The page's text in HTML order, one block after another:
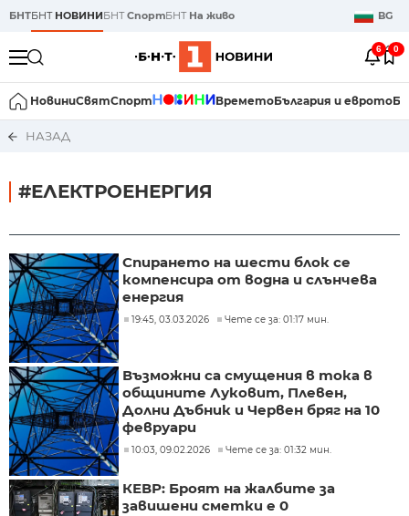
БНТБНТ НОВИНИБНТСпортБНТ На живо BG
6 0
НовиниСвятСпорт ВреметоБългария и еврото
НАЗАД
#ЕЛЕКТРОЕНЕРГИЯ
Спирането на шести блок се
компенсира от водна и слънчева
енергия
19:45, 03.03.2026 Чете се за: 01:17 мин.
Възможни са смущения в тока в
общините Луковит, Плевен,
Долни Дъбник и Червен бряг на 10
февруари
10:03, 09.02.2026 Чете се за: 01:32 мин.
КЕВР: Броят на жалбите за
завишени сметки е 0